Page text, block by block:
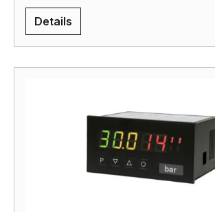
Details